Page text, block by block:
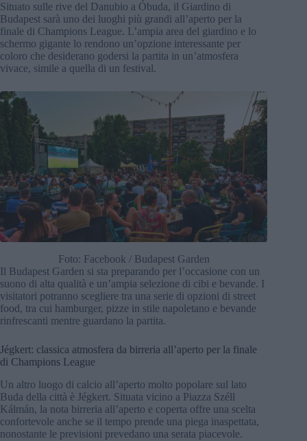
Situato sulle rive del Danubio a Óbuda, il Giardino di
Budapest sarà uno dei luoghi più grandi all’aperto per la
finale di Champions League. L’ampia area del giardino e lo
schermo gigante lo rendono un’opzione interessante per
coloro che desiderano godersi la partita in un’atmosfera
vivace, simile a quella di un festival.
Foto: Facebook / Budapest Garden
Il Budapest Garden si sta preparando per l’occasione con un
suono di alta qualità e un’ampia selezione di cibi e bevande. I
visitatori potranno scegliere tra una serie di opzioni di street
food, tra cui hamburger, pizze in stile napoletano e bevande
rinfrescanti mentre guardano la partita.
Jégkert: classica atmosfera da birreria all’aperto per la finale
di Champions League
Un altro luogo di calcio all’aperto molto popolare sul lato
Buda della città è Jégkert. Situata vicino a Piazza Széll
Kálmán, la nota birreria all’aperto e coperta offre una scelta
confortevole anche se il tempo prende una piega inaspettata,
nonostante le previsioni prevedano una serata piacevole.